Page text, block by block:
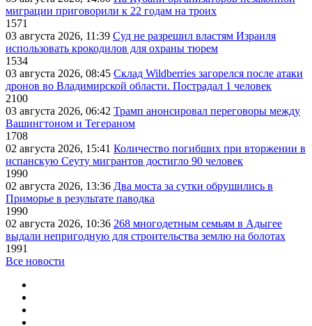
миграции приговорили к 22 годам на троих
1571
03 августа 2026, 11:39 Суд не разрешил властям Израиля
использовать крокодилов для охраны тюрем
1534
03 августа 2026, 08:45 Склад Wildberries загорелся после атаки
дронов во Владимирской области. Пострадал 1 человек
2100
03 августа 2026, 06:42 Трамп анонсировал переговоры между
Вашингтоном и Тегераном
1708
02 августа 2026, 15:41 Количество погибших при вторжении в
испанскую Сеуту мигрантов достигло 90 человек
1990
02 августа 2026, 13:36 Два моста за сутки обрушились в
Приморье в результате паводка
1990
02 августа 2026, 10:36 268 многодетным семьям в Адыгее
выдали непригодную для строительства землю на болотах
1991
Все новости